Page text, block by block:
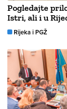
Pogledajte
Istri, ali i u
Rijeka i PGŽ